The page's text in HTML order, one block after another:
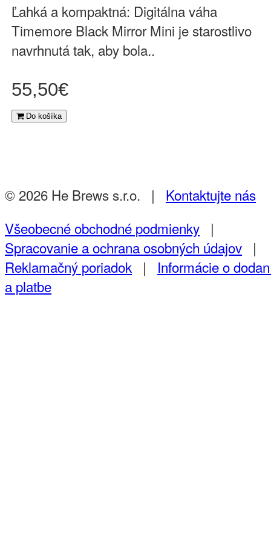
Ľahká a kompaktná: Digitálna váha
Timemore Black Mirror Mini je starostlivo
navrhnutá tak, aby bola..
55,50€
Do košíka
© 2026 He Brews s.r.o. | Kontaktujte nás
Všeobecné obchodné podmienky |
Spracovanie a ochrana osobných údajov |
Reklamačný poriadok | Informácie o
a platbe